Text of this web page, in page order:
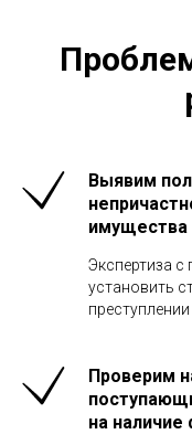
Выявим
имущества
Экспертиза
установить
Проверим
на наличие